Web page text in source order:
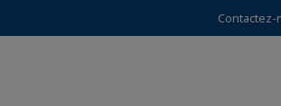
Contactez-